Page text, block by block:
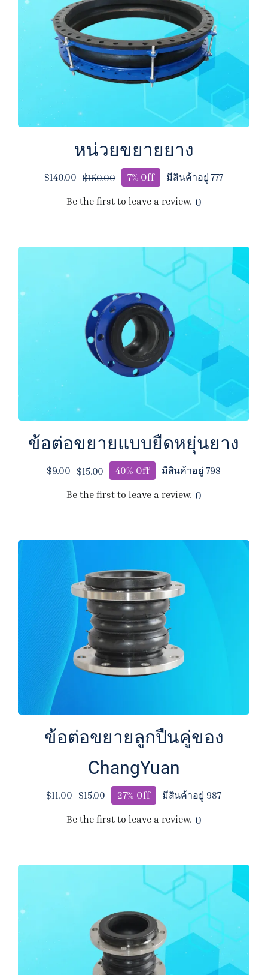
หน่วยขยายยาง
$150.00
Original
price
$140.00
Current
price
7% Off
มีสินค้าอยู่ 777
Be the first to leave a review. 0
ข้อต่อขยายแบบยืดหยุ่นยาง
$15.00
Original
price
$9.00
Current
price
40% Off
มีสินค้าอยู่ 798
Be the first to leave a review. 0
ข้อต่อขยายลูกปืนคู่ของ
ChangYuan
$15.00
Original
price
$11.00
Current
price
27% Off
มีสินค้าอยู่ 987
Be the first to leave a review. 0